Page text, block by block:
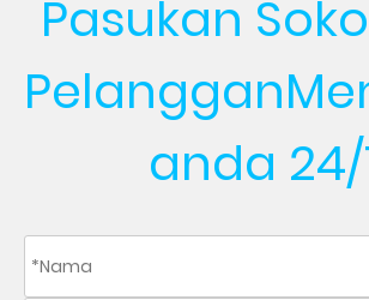
Pasukan
Pelanggan
anda